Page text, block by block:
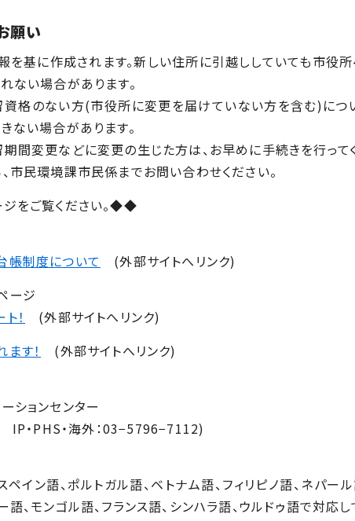
願い
基に作成されます。新しい住所に引越ししていても市役
ない場合があります。
格のない方(市役所に変更を届けていない方を含む)につ
ない場合があります。
間変更などに変更の生じた方は、お早めに手続きを行って
市民環境課市民係までお問い合わせください。
をご覧ください。◆◆
帳制度について
(外部サイトへリンク)
ージ
！
(外部サイトへリンク)
す！
(外部サイトへリンク)
ションセンター
PHS・海外：03−5796−7112)
イン語、ポルトガル語、ベトナム語、フィリピノ語、ネパー
語、モンゴル語、フランス語、シンハラ語、ウルドゥ語で対応し